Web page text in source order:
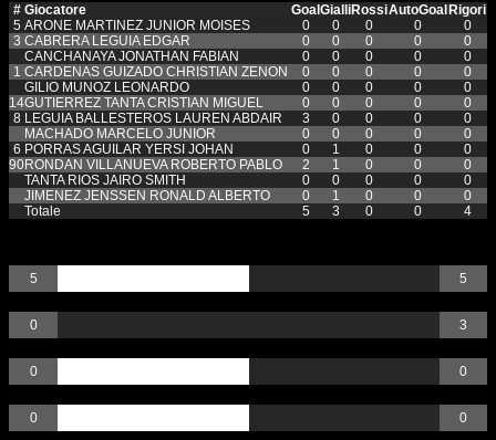
# Giocatore GoalGialliRossiAutoGoalRigori
5 ARONE MARTINEZ JUNIOR MOISES 0 0 0 0
0
3 CABRERA LEGUIA EDGAR 0 0 0 0
0
CANCHANAYA JONATHAN FABIAN
0 0 0 0
0
1 CARDENAS GUIZADO CHRISTIAN ZENON 0 0 0 0
0
GILIO MUNOZ LEONARDO
0 0 0 0
0
14GUTIERREZ TANTA CRISTIAN MIGUEL 0 0 0 0
0
8 LEGUIA BALLESTEROS LAUREN ABDAIR 3 0 0 0
0
MACHADO MARCELO JUNIOR
0 0 0 0
0
6 PORRAS AGUILAR YERSI JOHAN 0 1 0 0
0
90RONDAN VILLANUEVA ROBERTO PABLO 2 1 0 0
0
TANTA RIOS JAIRO SMITH
0 0 0 0
0
JIMENEZ JENSSEN RONALD ALBERTO
0 1 0 0
0
Totale
5 3 0 0 4
5 5
0 3
0 0
0 0